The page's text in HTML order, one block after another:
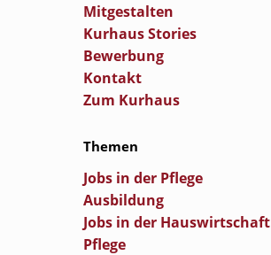
Mitgestalten
Kurhaus Stories
Bewerbung
Kontakt
Zum Kurhaus
Themen
Jobs in der Pflege
Ausbildung
Jobs in der Hauswirtschaft
Pflege